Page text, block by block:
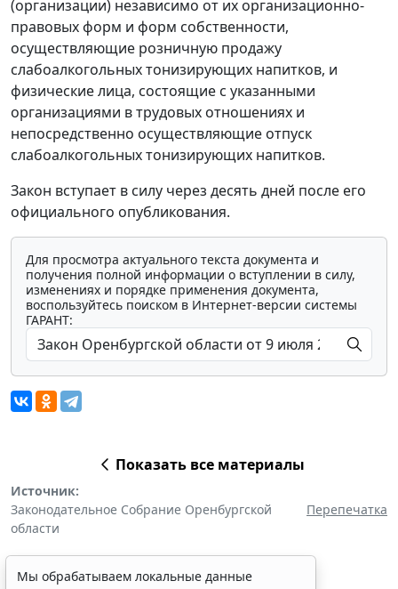
(организации) независимо от их организационно-
правовых форм и форм собственности,
осуществляющие розничную продажу
слабоалкогольных тонизирующих напитков, и
физические лица, состоящие с указанными
организациями в трудовых отношениях и
непосредственно осуществляющие отпуск
слабоалкогольных тонизирующих напитков.
Закон вступает в силу через десять дней после его
официального опубликования.
Для просмотра актуального текста документа и
получения полной информации о вступлении в силу,
изменениях и порядке применения документа,
воспользуйтесь поиском в Интернет-версии системы
ГАРАНТ:
Показать все материалы
Источник:
Законодательное Собрание Оренбургской
области
Перепечатка
Мы обрабатываем локальные данные